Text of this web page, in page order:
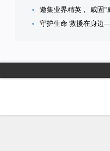
邀集业界精英， 威固“
守护生命 救援在身边